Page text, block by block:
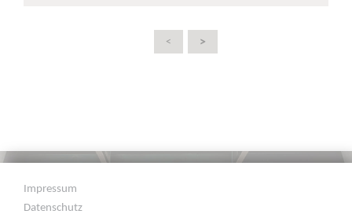
< >
Impressum
Datenschutz